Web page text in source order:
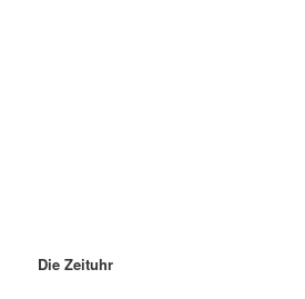
Die Zeituhr